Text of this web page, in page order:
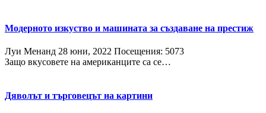
Модерното изкуство и машината за създаване на престиж
Луи Менанд 28 юни, 2022 Посещения: 5073
Защо вкусовете на американците са се…
Дяволът и търговецът на картини